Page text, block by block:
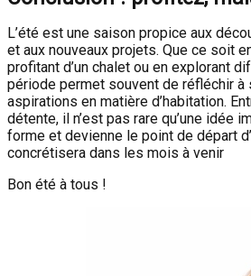
L’été est une saison propice aux
et aux nouveaux projets. Que ce soit
profitant d’un chalet ou en explorant
période permet souvent de réfléchir
aspirations en matière d’habitation.
détente, il n’est pas rare qu’une idée
forme et devienne le point de départ
concrétisera dans les mois à venir
Bon été à tous !